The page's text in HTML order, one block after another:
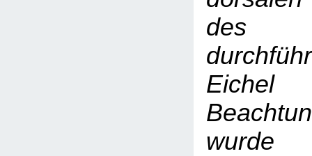
des
Eichel
wurde